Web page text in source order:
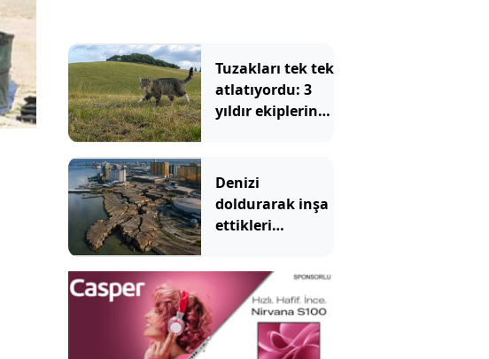
Tuzakları tek tek
atlatıyordu: 3
yıldır ekiplerin
Denizi
doldurarak inşa
ettikleri
çökmeye başladı